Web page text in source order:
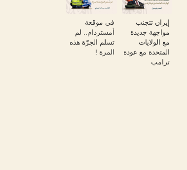
إيران تتجنب
مواجهة جديدة
مع الولايات
المتحدة مع عودة
ترامب
في موقعة
أمستردام.. لم
تسلم الجرّة هذه
المرة !